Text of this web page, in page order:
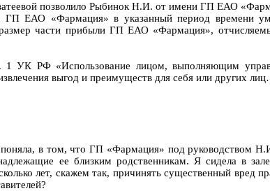
позволило Рыбинок Н.И. от имени ГП ЕАО
ЕАО «Фармация» в указанный период времени
части прибыли ГП ЕАО «Фармация»,
УК РФ «Использование лицом, выполняющим
выгод и преимуществ для себя или других
в том, что ГП «Фармация» под руководством
ее близким родственникам. Я сидела в
лет, скажем так, причинять существенный вред